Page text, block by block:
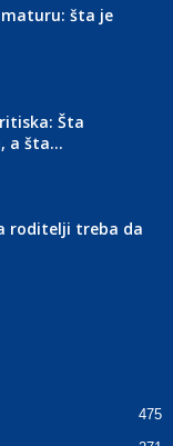
šta je
Šta
a šta...
roditelji treba da
475